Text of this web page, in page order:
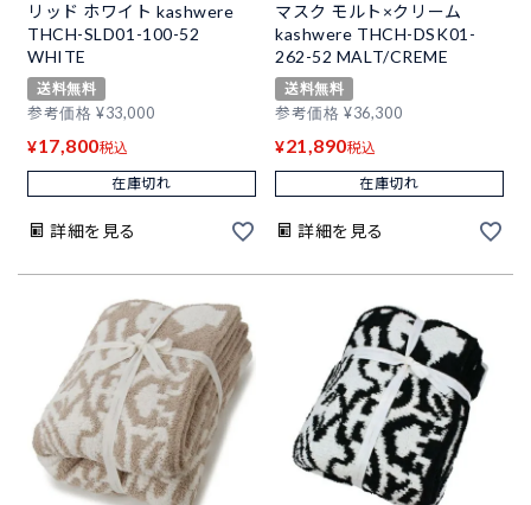
リッド ホワイト kashwere
THCH-SLD01-100-52
WHITE
送料無料
参考価格 ¥33,000
¥17,800税込
在庫切れ
詳細を見る
マスク モルト×クリーム
kashwere THCH-DSK01-
262-52 MALT/CREME
送料無料
参考価格 ¥36,300
¥21,890税込
在庫切れ
詳細を見る